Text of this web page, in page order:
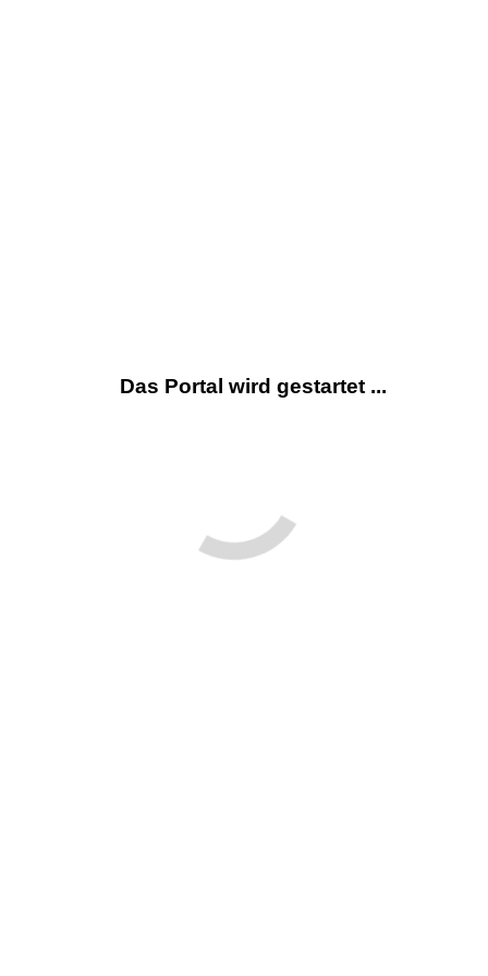
Das Portal wird gestartet ...